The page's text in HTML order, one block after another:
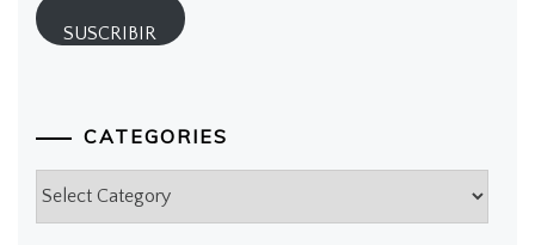
electrónico
SUSCRIBIR
CATEGORIES